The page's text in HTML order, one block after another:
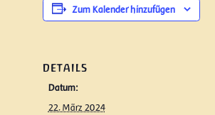
Zum Kalender hinzufügen
DETAILS
Datum:
22. März 2024